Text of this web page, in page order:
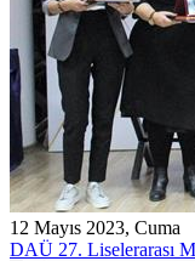
12 Mayıs 2023, Cuma
DAÜ 27. Liselerarası